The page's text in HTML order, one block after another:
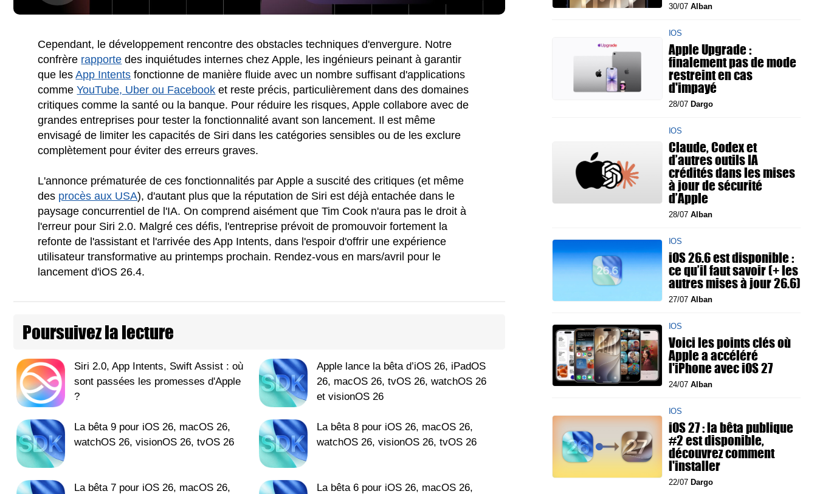
Cependant, le développement rencontre des obstacles techniques d'envergure. Notre
confrère rapporte des inquiétudes internes chez Apple, les ingénieurs peinant à garantir
que lesApp Intents fonctionne de manière fluide avec un nombre suffisant d'applications
commeYouTube, Uber ou Facebook et reste précis, particulièrement dans des domaines
critiques comme la santé ou la banque. Pour réduire les risques, Apple collabore avec de
grandes entreprises pour tester la fonctionnalité avant son lancement. Il est même
envisagé de limiter les capacités de Siri dans les catégories sensibles ou de les exclure
complètement pour éviter des erreurs graves.
L'annonce prématurée de ces fonctionnalités par Apple a suscité des critiques (et même
des procès aux USA), d'autant plus que la réputation de Siri est déjà entachée dans le
paysage concurrentiel de l'IA. On comprend aisément que Tim Cook n'aura pas le droit à
l'erreur pour Siri 2.0. Malgré ces défis, l'entreprise prévoit de promouvoir fortement la
refonte de l'assistant et l'arrivée des App Intents, dans l'espoir d'offrir une expérience
utilisateur transformative au printemps prochain. Rendez-vous en mars/avril pour le
lancement d'iOS 26.4.
Poursuivez la lecture
Siri 2.0, App Intents, Swift Assist : où
sont passées les promesses d'Apple
?
Apple lance la bêta d’iOS 26, iPadOS
26, macOS 26, tvOS 26, watchOS 26
et visionOS 26
La bêta 9 pour iOS 26, macOS 26,
watchOS 26, visionOS 26, tvOS 26
La bêta 8 pour iOS 26, macOS 26,
watchOS 26, visionOS 26, tvOS 26
La bêta 7 pour iOS 26, macOS 26,
La bêta 6 pour iOS 26, macOS 26,
30/07 Alban
IOS
Apple Upgrade :
finalement pas de mode
restreint en cas
d'impayé
28/07 Dargo
IOS
Claude, Codex et
d’autres outils IA
crédités dans les mises
à jour de sécurité
d’Apple
28/07 Alban
IOS
iOS 26.6 est disponible :
ce qu’il faut savoir (+ les
autres mises à jour 26.6)
27/07 Alban
IOS
Voici les points clés où
Apple a accéléré
l'iPhone avec iOS 27
24/07 Alban
IOS
iOS 27 : la bêta publique
#2 est disponible,
découvrez comment
l'installer
22/07 Dargo